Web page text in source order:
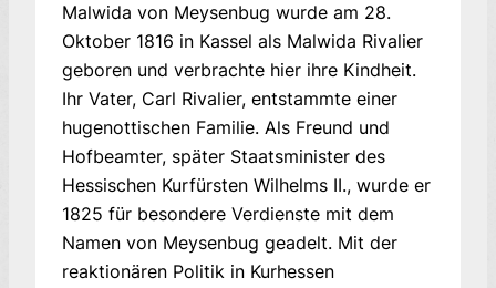
Malwida von Meysenbug wurde am 28.
Oktober 1816 in Kassel als Malwida Rivalier
geboren und verbrachte hier ihre Kindheit.
Ihr Vater, Carl Rivalier, entstammte einer
hugenottischen Familie. Als Freund und
Hofbeamter, später Staatsminister des
Hessischen Kurfürsten Wilhelms II., wurde er
1825 für besondere Verdienste mit dem
Namen von Meysen­bug geadelt. Mit der
reaktionären Politik in Kurhessen